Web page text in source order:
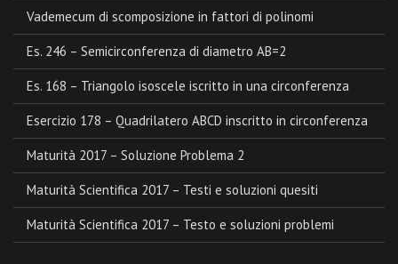
Vademecum di scomposizione in fattori di polinomi
Es. 246 – Semicirconferenza di diametro AB=2
Es. 168 – Triangolo isoscele iscritto in una circonferenza
Esercizio 178 – Quadrilatero ABCD inscritto in circonferenza
Maturità 2017 – Soluzione Problema 2
Maturità Scientifica 2017 – Testi e soluzioni quesiti
Maturità Scientifica 2017 – Testo e soluzioni problemi